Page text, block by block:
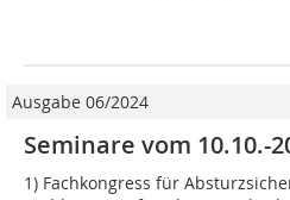
Ausgabe 06/2024
Seminare vom 10.10.-
1) Fachkongress für